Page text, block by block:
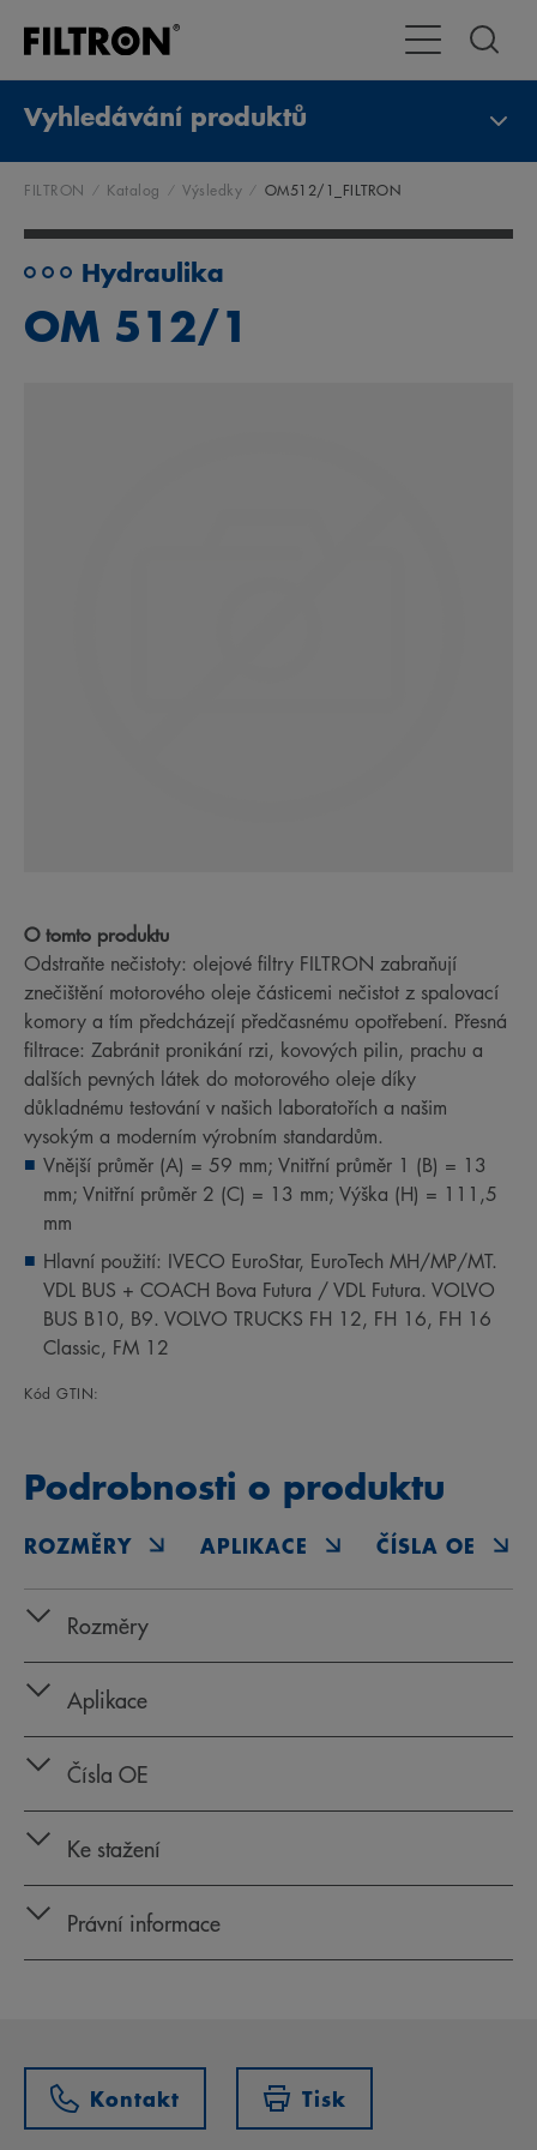
Přepnout
Vyhledávání produktů
FILTRON Katalog Výsledky OM512/1_FILTRON
Hydraulika
OM 512/1
O tomto produktu
Odstraňte nečistoty: olejové filtry FILTRON zabraňují
znečištění motorového oleje částicemi nečistot z spalovací
komory a tím předcházejí předčasnému opotřebení. Přesná
filtrace: Zabránit pronikání rzi, kovových pilin, prachu a
dalších pevných látek do motorového oleje díky
důkladnému testování v našich laboratořích a našim
vysokým a moderním výrobním standardům.
Vnější průměr (A) = 59 mm; Vnitřní průměr 1 (B) = 13
mm; Vnitřní průměr 2 (C) = 13 mm; Výška (H) = 111,5
mm
Hlavní použití: IVECO EuroStar, EuroTech MH/MP/MT.
VDL BUS + COACH Bova Futura / VDL Futura. VOLVO
BUS B10, B9. VOLVO TRUCKS FH 12, FH 16, FH 16
Classic, FM 12
Kód GTIN:
Podrobnosti o produktu
ROZMĚRY APLIKACE ČÍSLA OE
Rozměry
Aplikace
Čísla OE
Ke stažení
Právní informace
Kontakt Tisk